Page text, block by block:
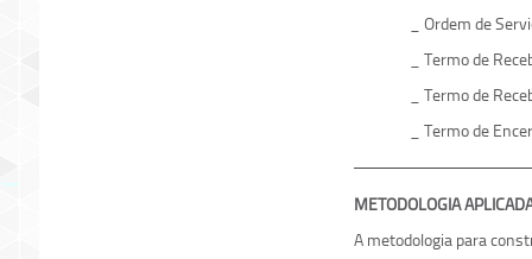
_ Ordem de
_ Termo de
_ Termo de
_ Termo de
A metodologia para